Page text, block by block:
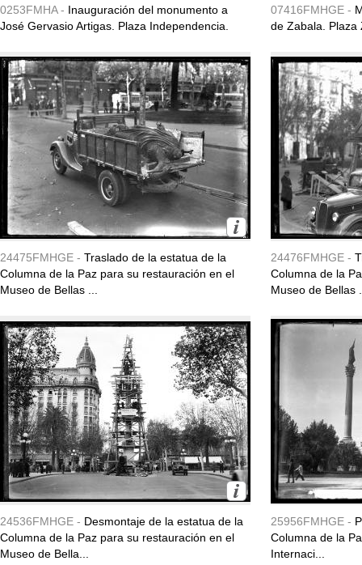
0253FMHA - Inauguración del monumento a
José Gervasio Artigas. Plaza Independencia.
07416FMHGE -
de Zabala. Plaza
24475FMHGE - Traslado de la estatua de la
Columna de la Paz para su restauración en el
Museo de Bellas ...
24476FMHGE -
Columna de la
Museo de Bellas
24536FMHGE - Desmontaje de la estatua de la
Columna de la Paz para su restauración en el
Museo de Bella...
25956FMHGE -
Columna de la
Internaci...